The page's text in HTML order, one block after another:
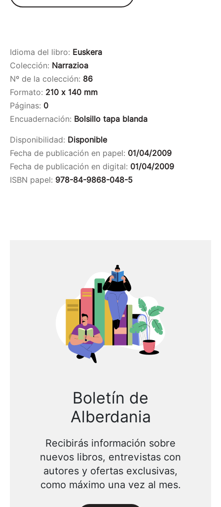
Idioma del libro: Euskera
Colección: Narrazioa
Nº de la colección: 86
Formato: 210 x 140 mm
Páginas: 0
Encuadernación: Bolsillo tapa blanda
Disponibilidad: Disponible
Fecha de publicación en papel: 01/04/2009
Fecha de publicación en digital: 01/04/2009
ISBN papel: 978-84-9868-048-5
Boletín de
Alberdania
Recibirás información sobre
nuevos libros, entrevistas con
autores y ofertas exclusivas,
como máximo una vez al mes.